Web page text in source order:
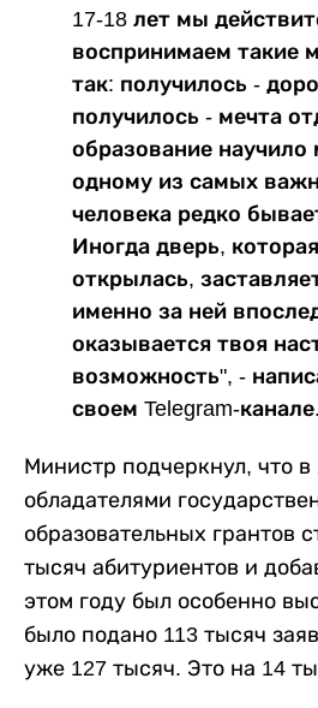
17-18 лет мы
воспринимаем такие
так: получилось -
получилось - мечта
образование научило
одному из самых
человека редко
Иногда дверь,
открылась,
именно за ней
оказывается твоя
возможность", -
своем Telegram-канале.
Министр подчеркнул, что в
обладателями
образовательных грантов
тысяч абитуриентов и
этом году был особенно
было подано 113 тысяч
уже 127 тысяч. Это на 14